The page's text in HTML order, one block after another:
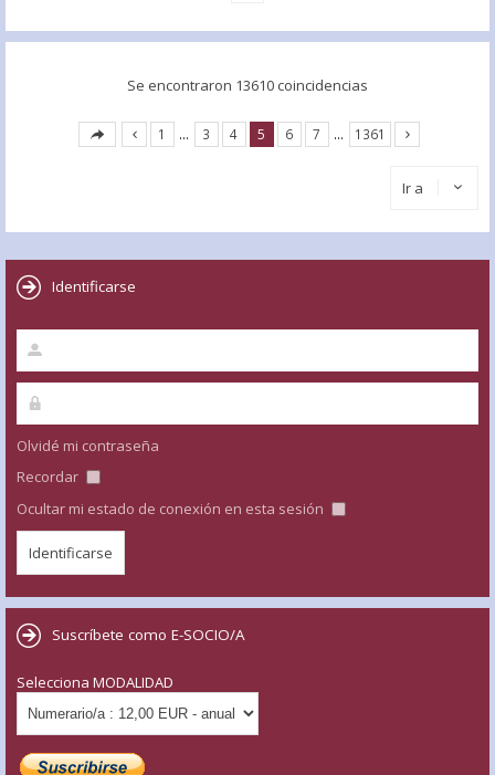
Se encontraron 13610 coincidencias
1 … 3 4 5 6 7 … 1361
Ir a
Identificarse
Olvidé mi contraseña
Recordar
Ocultar mi estado de conexión en esta sesión
Suscríbete como E-SOCIO/A
Selecciona MODALIDAD